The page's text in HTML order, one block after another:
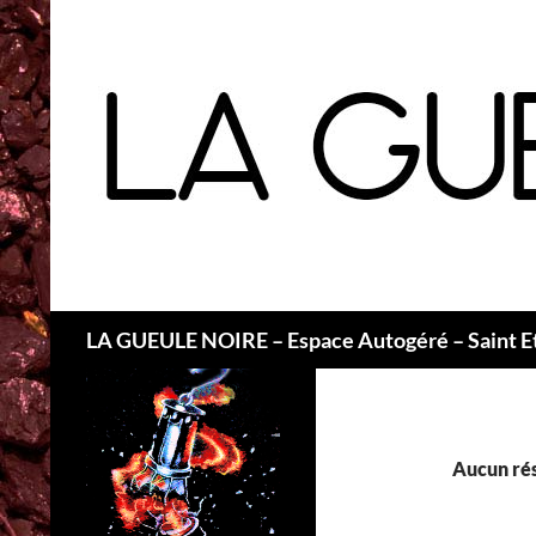
LA GUEULE NOIRE – Espace Autogéré – Saint
Aucun